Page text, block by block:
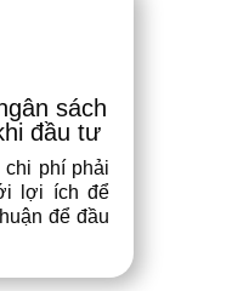
sách
đầu tư
phí phải
lợi ích để
để đầu